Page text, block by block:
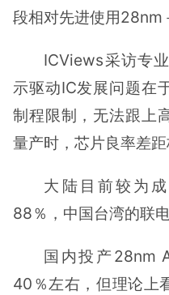
段相对先进使用28nm
ICViews采访专
示驱动IC发展问题在
制程限制，无法跟上
量产时，芯片良率差距
大陆目前较为
88％，中国台湾的联
国内投产28nm
40％左右，但理论上